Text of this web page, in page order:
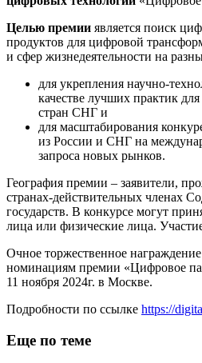
Целью премии является поиск
продуктов для цифровой
и сфер жизнедеятельности на
для укрепления научно-
качестве лучших практик
стран СНГ и
для масштабирования
из России и СНГ на
запроса новых рынков.
География премии – заявители,
странах-действительных членах
государств. В конкурсе могут
лица или физические лица.
Очное торжественное
номинациям премии «Цифровое
11 ноября 2024г. в Москве.
Подробности по ссылке https://
Еще по теме